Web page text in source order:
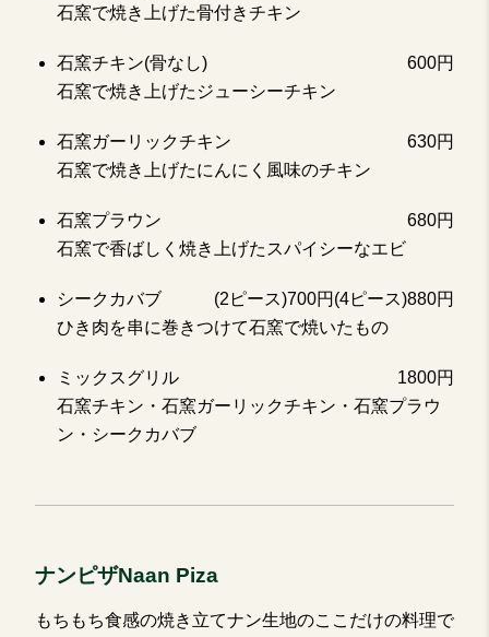
石窯で焼き上げた骨付きチキン
石窯チキン(骨なし)
600円
石窯で焼き上げたジューシーチキン
石窯ガーリックチキン
630円
石窯で焼き上げたにんにく風味のチキン
石窯プラウン
680円
石窯で香ばしく焼き上げたスパイシーなエビ
シークカバブ
(2ピース)700円(4ピース)880円
ひき肉を串に巻きつけて石窯で焼いたもの
ミックスグリル
1800円
石窯チキン・石窯ガーリックチキン・石窯プラウ
ン・シークカバブ
ナンピザNaan Piza
もちもち食感の焼き立てナン生地のここだけの料理で